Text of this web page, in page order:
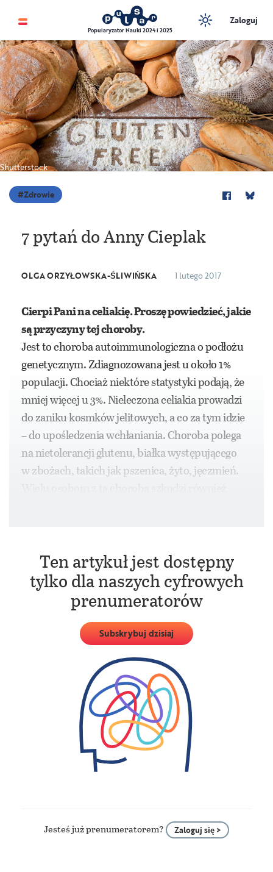
Popularyzator Nauki 2024 i 2025
Zaloguj
Shutterstock
Zdrowie
7 pytań do Anny Cieplak
OLGA ORZYŁOWSKA-ŚLIWIŃSKA 1 lutego 2017
Cierpi Pani na celiakię. Proszę powiedzieć, jakie
są przyczyny tej choroby.
Jest to choroba autoimmunologiczna o podłożu
genetycznym. Zdiagnozowana jest u około 1%
populacji. Chociaż niektóre statystyki podają, że
mniej więcej u 3%. Nieleczona celiakia prowadzi
do zaniku kosmków jelitowych, a co za tym idzie
– do upośledzenia wchłaniania. Choroba polega
na nietolerancji glutenu, białka występującego
w zbożach, takich jak pszenica, żyto, jęczmień.
Ten artykuł jest dostępny
tylko dla naszych cyfrowych
prenumeratorów
Subskrybuj dzisiaj
Jesteś już prenumeratorem? Zaloguj się >